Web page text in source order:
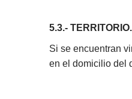
5.3.-
Si se encuentran
en el domicilio del